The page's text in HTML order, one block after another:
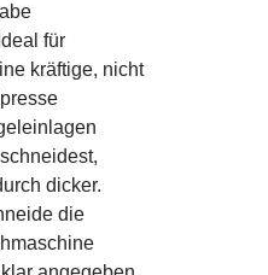
für
kräftige, nicht
dicker.
die